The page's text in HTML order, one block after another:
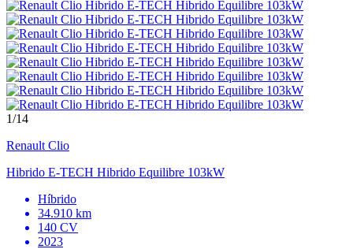
1/14
Renault Clio
Hibrido E-TECH Hibrido Equilibre 103kW
Híbrido
34.910 km
140 CV
2023